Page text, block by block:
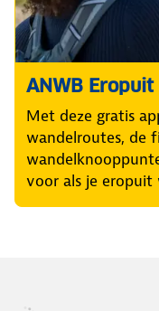
ANWB
Met deze gratis
wandelroutes, de
voor als je eropuit